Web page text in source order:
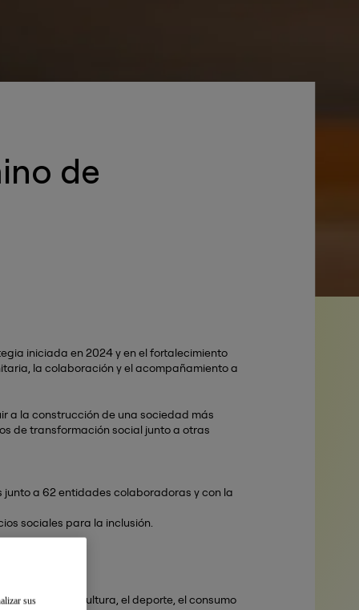
de
iniciada en 2024 y en el fortalecimiento
la colaboración y el acompañamiento a
a la construcción de una sociedad más
de transformación social junto a otras
a 62 entidades colaboradoras y con la
sociales para la inclusión.
educación, la cultura, el deporte, el consumo
sus